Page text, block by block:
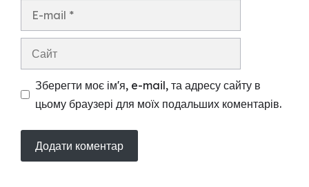
Зберегти моє ім'я, e-mail, та адресу сайту в
цьому браузері для моїх подальших коментарів.